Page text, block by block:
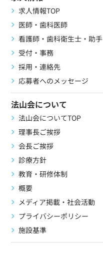
求人情報TOP
医師・歯科医師
看護師・歯科衛生士・助手
受付・事務
採用・連絡先
応募者へのメッセージ
法山会について
法山会についてTOP
理事長ご挨拶
会長ご挨拶
診療方針
教育・研修体制
概要
メディア掲載・社会活動
プライバシーポリシー
施設基準